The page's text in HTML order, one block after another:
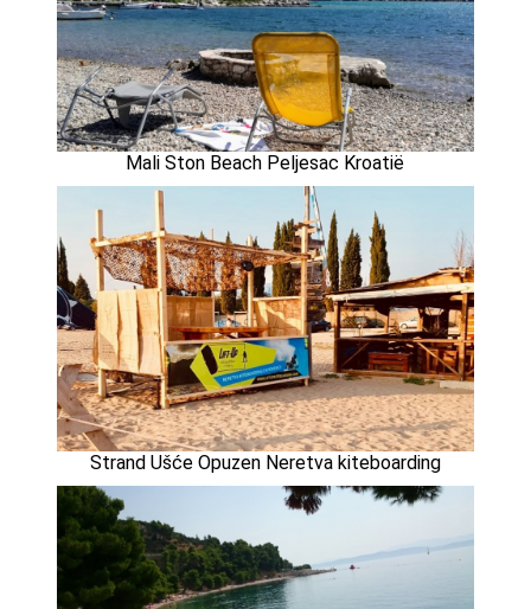
Mali Ston Beach Peljesac Kroatië
Strand Ušće Opuzen Neretva kiteboarding